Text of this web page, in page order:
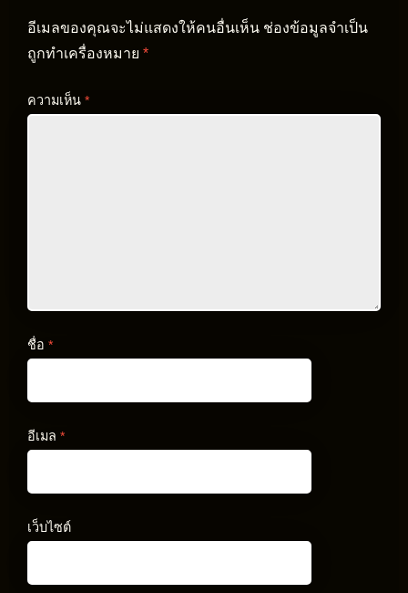
อีเมลของคุณจะไม่แสดงให้คนอื่นเห็น ช่องข้อมูลจำเป็น
ถูกทำเครื่องหมาย *
ความเห็น *
ชื่อ *
อีเมล *
เว็บไซต์